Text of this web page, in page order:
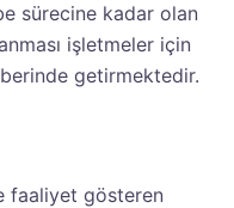
sürecine kadar olan
işletmeler için
getirmektedir.
faaliyet gösteren